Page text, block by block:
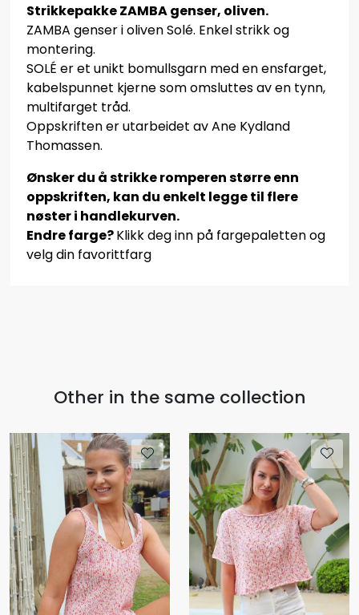
Strikkepakke ZAMBA genser, oliven.
ZAMBA genser i oliven Solé. Enkel strikk og
montering.
SOLÉ er et unikt bomullsgarn med en ensfarget,
kabelspunnet kjerne som omsluttes av en tynn,
multifarget tråd.
Oppskriften er utarbeidet av Ane Kydland
Thomassen.
Ønsker du å strikke romperen større enn
oppskriften, kan du enkelt legge til flere
nøster i handlekurven.
Endre farge?Klikk deg inn på fargepaletten og
velg din favorittfarg
Other in the same collection